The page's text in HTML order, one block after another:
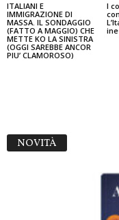
ITALIANI E
IMMIGRAZIONE DI
MASSA. IL SONDAGGIO
(FATTO A MAGGIO) CHE
METTE KO LA SINISTRA
(OGGI SAREBBE ANCOR
PIU’ CLAMOROSO)
I
NOVITÀ